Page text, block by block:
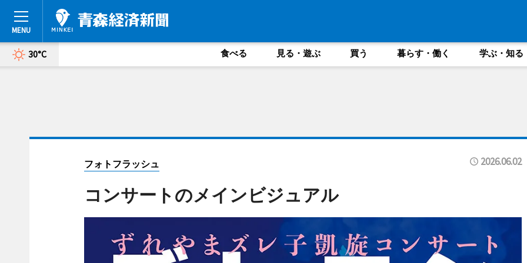
30°C 食べる 見る・遊ぶ 買う 暮らす・働く 学ぶ・知る
フォトフラッシュ 2026.06.02
コンサートのメインビジュアル